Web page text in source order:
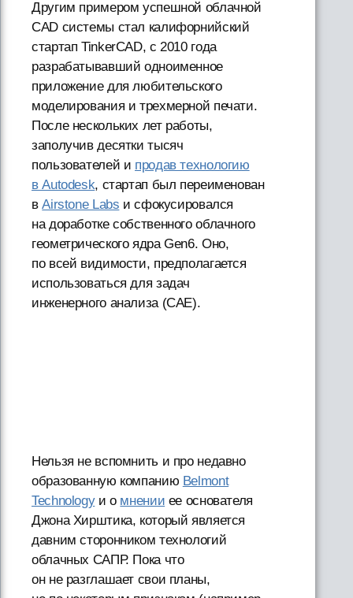
Другим примером успешной облачной
CAD системы стал калифорнийский
стартап TinkerCAD, c 2010 года
разрабатывавший одноименное
приложение для любительского
моделирования и трехмерной печати.
После нескольких лет работы,
заполучив десятки тысяч
пользователей и продав технологию
в Autodesk, стартап был переименован
вAirstone Labs и сфокусировался
на доработке собственного облачного
геометрического ядра Gen6. Оно,
по всей видимости, предполагается
использоваться для задач
инженерного анализа (CAE).
Нельзя не вспомнить и про недавно
образованную компанию Belmont
Technologyи о мнении ее основателя
Джона Хирштика, который является
давним сторонником технологий
облачных САПР. Пока что
он не разглашает свои планы,